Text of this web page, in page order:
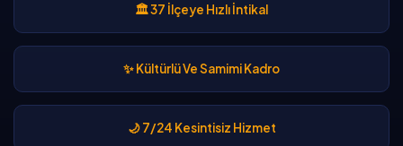
🏛️ 37 İlçeye Hızlı İntikal
✨ Kültürlü Ve Samimi Kadro
🌙 7/24 Kesintisiz Hizmet